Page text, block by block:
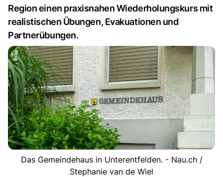
Region einen praxisnahen Wiederholungskurs mit
realistischen Übungen, Evakuationen und
Partnerübungen.
Das Gemeindehaus in Unterentfelden. - Nau.ch /
Stephanie van de Wiel